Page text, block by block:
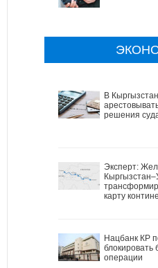
В
решения
Эксперт:
карту
Нацбанк КР
блокировать
операции